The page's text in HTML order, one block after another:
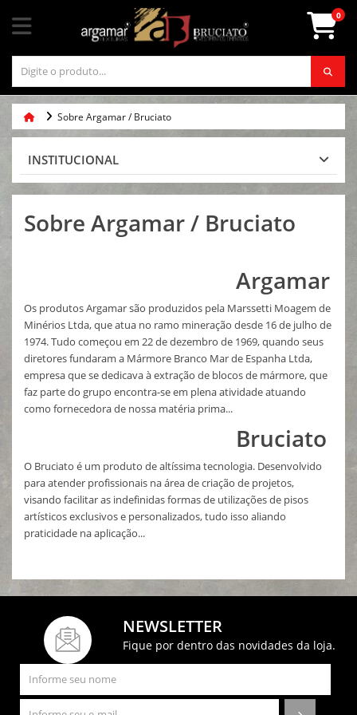
0
Sobre Argamar / Bruciato
INSTITUCIONAL
Sobre Argamar / Bruciato
Argamar
Os produtos Argamar são produzidos pela Marssetti Moagem de
Minérios Ltda, que atua no ramo mineração desde 16 de julho de
1974. Tudo começou em 22 de dezembro de 1969, quando seus
diretores fundaram a Mármore Branco Mar de Espanha Ltda,
empresa que se dedicava à extração de blocos de mármore, que
faz parte do grupo encontra-se em plena atividade atuando
como fornecedora de nossa matéria prima...
Bruciato
O Bruciato é um produto de altíssima tecnologia. Desenvolvido
para atender profissionais na área de criação de projetos,
visando facilitar as indefinidas formas de utilizações de pisos
artísticos exclusivos e personalizados, tudo isso aliando
praticidade na aplicação...
NEWSLETTER
Fique por dentro das novidades da loja.